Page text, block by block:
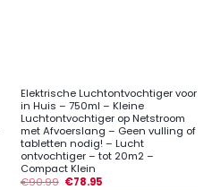
Elektrische Luchtontvochtiger voor
in Huis – 750ml – Kleine
Luchtontvochtiger op Netstroom
met Afvoerslang – Geen vulling of
tabletten nodig! – Lucht
ontvochtiger – tot 20m2 –
Compact Klein
€90.99 €78.95